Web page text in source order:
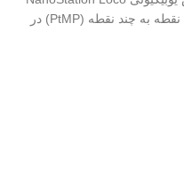
M5 به صورت نقطه به نقطه (PTP) یا یک نقطه به چند نقطه (PtMP) در